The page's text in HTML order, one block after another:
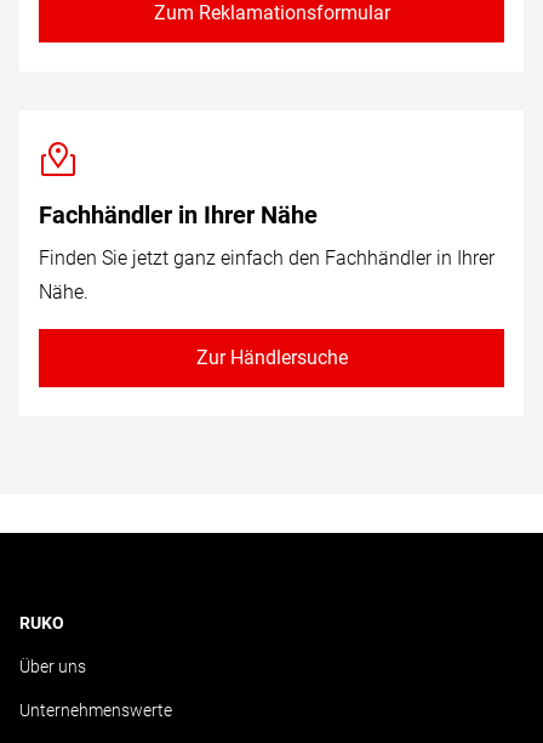
Zum Reklamationsformular
Fachhändler in Ihrer Nähe
Finden Sie jetzt ganz einfach den Fachhändler in Ihrer
Nähe.
Zur Händlersuche
RUKO
Über uns
Unternehmenswerte